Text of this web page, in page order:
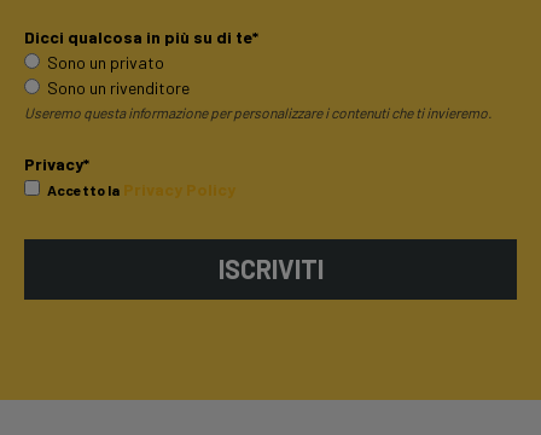
Dicci qualcosa in più su di te*
Sono un privato
Sono un rivenditore
Useremo questa informazione per personalizzare i contenuti che ti invieremo.
Privacy*
Accetto la Privacy Policy
ISCRIVITI